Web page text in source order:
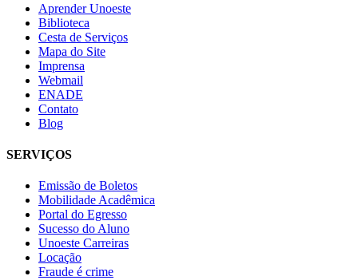
Aprender Unoeste
Biblioteca
Cesta de Serviços
Mapa do Site
Imprensa
Webmail
ENADE
Contato
Blog
SERVIÇOS
Emissão de Boletos
Mobilidade Acadêmica
Portal do Egresso
Sucesso do Aluno
Unoeste Carreiras
Locação
Fraude é crime